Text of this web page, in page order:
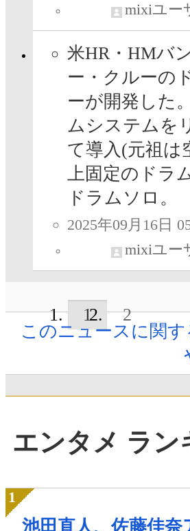
mixiユー
米HR・HMバ
ー・クルーの
ーが開発した
ムシステムを
て導入(元祖は
上固定のドラ
ドラムソロ。
2025年09月16日
mixiユー
1 2
このニュースに関
エンタメ ラン
池田直人、佐藤佳奈